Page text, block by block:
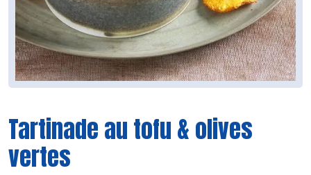
Tartinade au tofu & olives
vertes